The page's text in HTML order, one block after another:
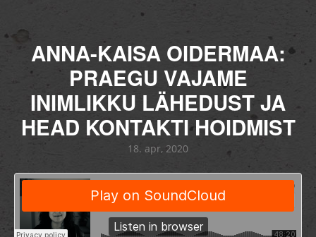
ANNA-KAISA OIDERMAA:
PRAEGU VAJAME
INIMLIKKU LÄHEDUST JA
HEAD KONTAKTI HOIDMIST
18. apr, 2020